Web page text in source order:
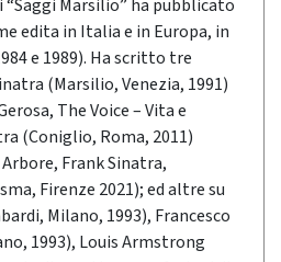
Marsilio” ha pubblicato
edita in Italia e in Europa, in
e 1989). Ha scritto tre
(Marsilio, Venezia, 1991)
The Voice – Vita e
(Coniglio, Roma, 2011)
Frank Sinatra,
Firenze 2021); ed altre su
Milano, 1993), Francesco
1993), Louis Armstrong